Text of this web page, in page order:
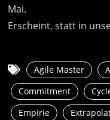
Mai.
Erscheint, statt in
Agile Master
Commitment
Empirie